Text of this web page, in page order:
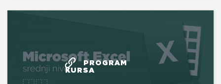
PROGRAM
KURSA